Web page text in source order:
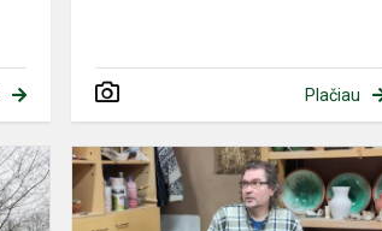
Plačiau
1863-
1864
metų